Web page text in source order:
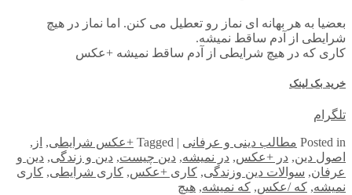
بعضیا به هر بهانه ای نماز رو تعطیل می کنن. اما نماز در هیچ
شرایطی از آدم ساقط نمیشه.
کاری که در هیچ شرایطی از آدم ساقط نمیشه +عکس
خرید بک لینک
تلگرام
Posted in مطالب دینی و عرفانی |
Tagged +عکس شرایطی, از ,
اصول دین, در +عکس, در نمیشه, دین چیست, دین و زندگی, دین و
عرفان, سوالات دین وزندگی, کاری +عکس, کاری شرایطی, کاری
نمیشه, که /عکس, که نمیشه, هیچ